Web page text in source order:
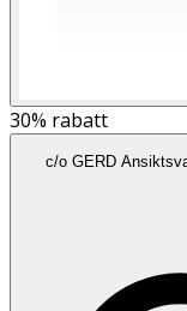
30% rabatt
c/o GERD